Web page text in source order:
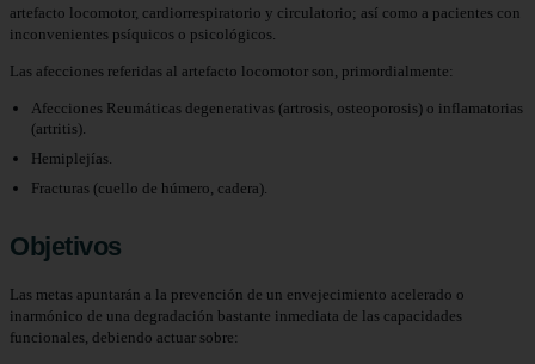
artefacto locomotor, cardiorrespiratorio y circulatorio; así como a pacientes con
inconvenientes psíquicos o psicológicos.
Las afecciones referidas al artefacto locomotor son, primordialmente:
Afecciones Reumáticas degenerativas (artrosis, osteoporosis) o inflamatorias
(artritis).
Hemiplejías.
Fracturas (cuello de húmero, cadera).
Objetivos
Las metas apuntarán a la prevención de un envejecimiento acelerado o
inarmónico de una degradación bastante inmediata de las capacidades
funcionales, debiendo actuar sobre: